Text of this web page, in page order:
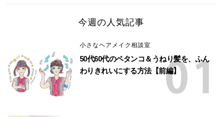
今週の人気記事
小さなヘアメイク相談室
50代60代のペタンコ＆うねり髪を、ふん
わりきれいにする方法【前編】